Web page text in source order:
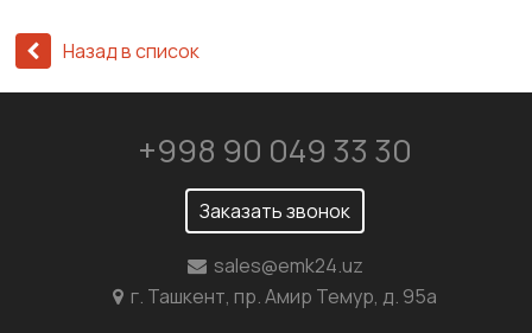
Назад в список
+998 90 049 33 30
Заказать звонок
sales@emk24.uz
г. Ташкент, пр. Амир Темур, д. 95а